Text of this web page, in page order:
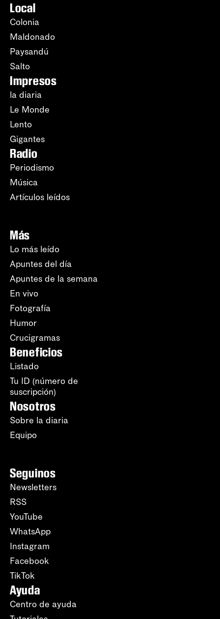
Local
Colonia
Maldonado
Paysandú
Salto
Impresos
la diaria
Le Monde
Lento
Gigantes
Radio
Periodismo
Música
Artículos leídos
Más
Lo más leído
Apuntes del día
Apuntes de la semana
En vivo
Fotografía
Humor
Crucigramas
Beneficios
Listado
Tu ID (número de
suscripción)
Nosotros
Sobre la diaria
Equipo
Seguinos
Newsletters
RSS
YouTube
WhatsApp
Instagram
Facebook
TikTok
Ayuda
Centro de ayuda